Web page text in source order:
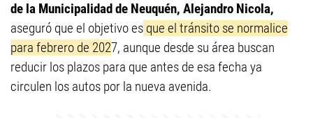
de la Municipalidad de Neuquén, Alejandro Nicola,
aseguró que el objetivo es que el tránsito se normalice
para febrero de 2027, aunque desde su área buscan
reducir los plazos para que antes de esa fecha ya
circulen los autos por la nueva avenida.